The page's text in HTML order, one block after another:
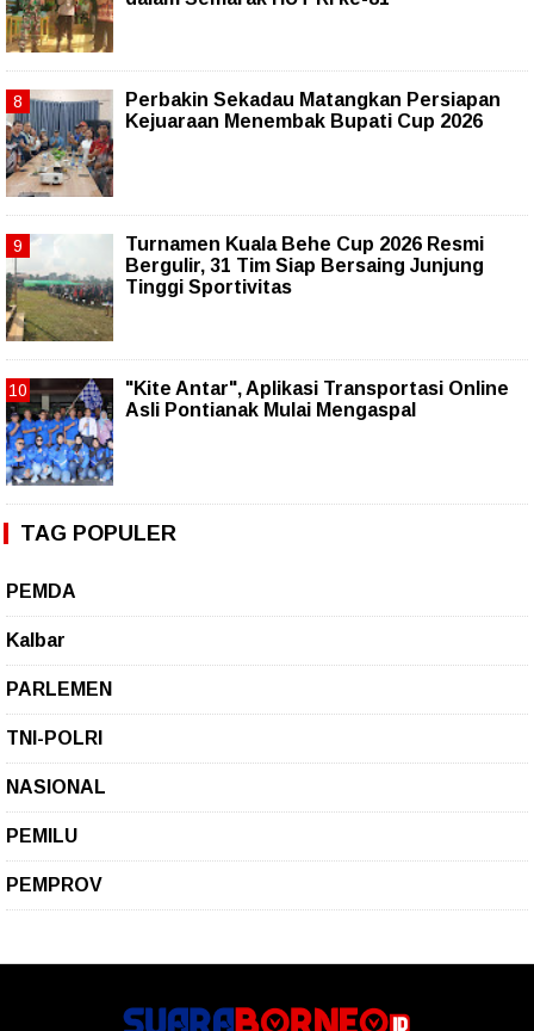
Perbakin Sekadau Matangkan Persiapan
Kejuaraan Menembak Bupati Cup 2026
Turnamen Kuala Behe Cup 2026 Resmi
Bergulir, 31 Tim Siap Bersaing Junjung
Tinggi Sportivitas
"Kite Antar", Aplikasi Transportasi Online
Asli Pontianak Mulai Mengaspal
TAG POPULER
PEMDA
Kalbar
PARLEMEN
TNI-POLRI
NASIONAL
PEMILU
PEMPROV